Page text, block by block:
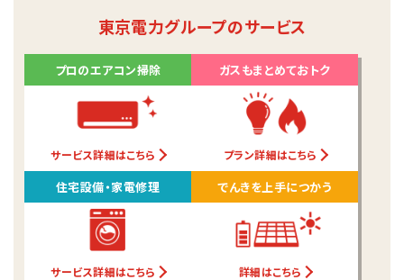
東京電力グループのサービス
プロのエアコン掃除
サービス詳細はこちら
ガスもまとめておトク
プラン詳細はこちら
住宅設備・家電修理
サービス詳細はこちら
でんきを上手につかう
詳細はこちら